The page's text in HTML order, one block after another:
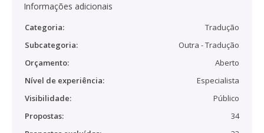
Informações adicionais
Categoria:
Tradução
Subcategoria:
Outra - Tradução
Orçamento:
Aberto
Nível de experiência:
Especialista
Visibilidade:
Público
Propostas:
34